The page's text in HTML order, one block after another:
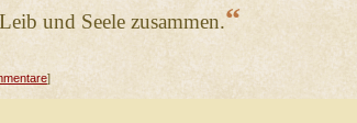
und Seele zusammen.“
]